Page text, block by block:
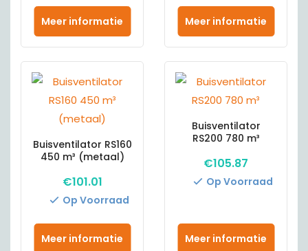
Meer informatie Meer informatie
Buisventilator RS160
450 m³ (metaal)
€101.01
Meer informatie
Op Voorraad
Buisventilator
RS200 780 m³
€105.87
Meer informatie
Op Voorraad